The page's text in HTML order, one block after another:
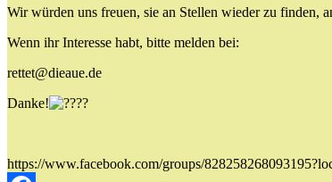
Wir würden uns freuen, sie an Stellen wieder zu finden,
Wenn ihr Interesse habt, bitte melden bei:
rettet@dieaue.de
Danke!
https://www.facebook.com/groups/